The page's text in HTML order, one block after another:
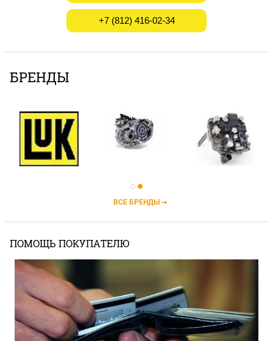
+7 (812) 416-02-34
БРЕНДЫ
ВСЕ БРЕНДЫ
ПОМОЩЬ ПОКУПАТЕЛЮ